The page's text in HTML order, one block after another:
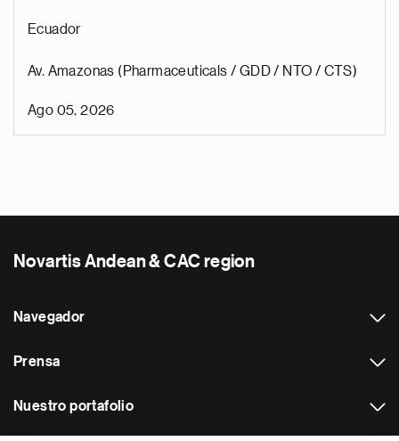
Ecuador
Av. Amazonas (Pharmaceuticals / GDD / NTO / CTS)
Ago 05, 2026
Novartis Andean & CAC region
Navegador
Prensa
Nuestro portafolio